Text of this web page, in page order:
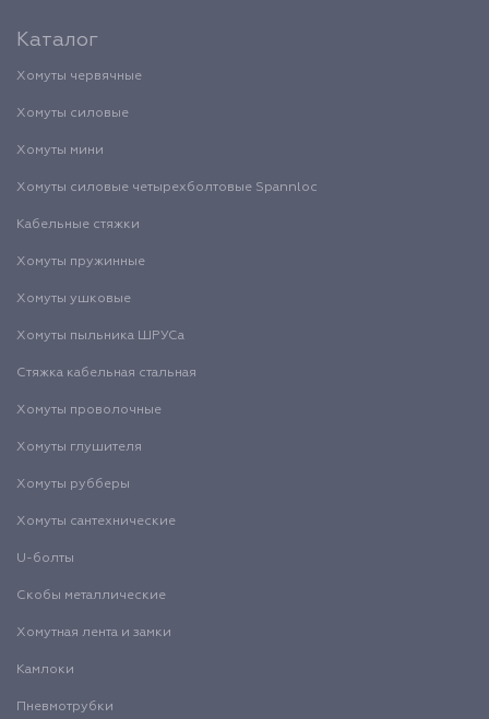
Каталог
Хомуты червячные
Хомуты силовые
Хомуты мини
Хомуты силовые четырехболтовые Spannloc
Кабельные стяжки
Хомуты пружинные
Хомуты ушковые
Хомуты пыльника ШРУСа
Стяжка кабельная стальная
Хомуты проволочные
Хомуты глушителя
Хомуты рубберы
Хомуты сантехнические
U-болты
Скобы металлические
Хомутная лента и замки
Камлоки
Пневмотрубки